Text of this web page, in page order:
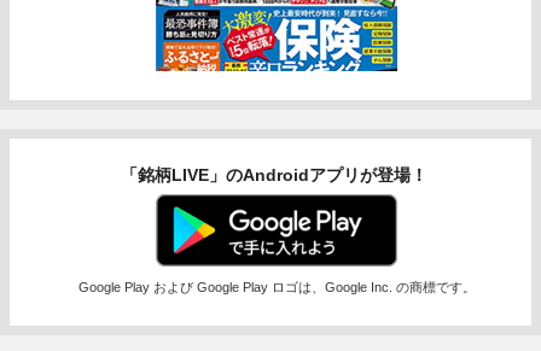
「銘柄LIVE」のAndroidアプリが登場！
Google Play および Google Play ロゴは、Google Inc. の商標です。